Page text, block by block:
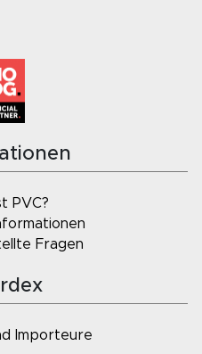
PVC?
Fragen
Importeure